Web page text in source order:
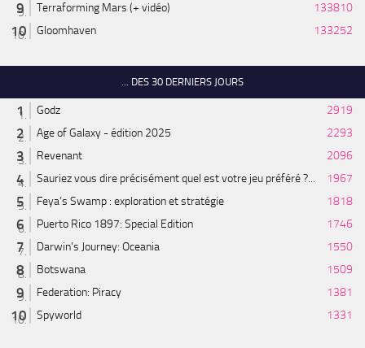
Terraforming Mars (+ vidéo)
133810
Gloomhaven
133252
... DES 30 DERNIERS JOURS
Godz
2919
Age of Galaxy - édition 2025
2293
Revenant
2096
Sauriez vous dire précisément quel est votre jeu préféré ?...
1967
Feya’s Swamp : exploration et stratégie
1818
Puerto Rico 1897: Special Edition
1746
Darwin's Journey: Oceania
1550
Botswana
1509
Federation: Piracy
1381
Spyworld
1331